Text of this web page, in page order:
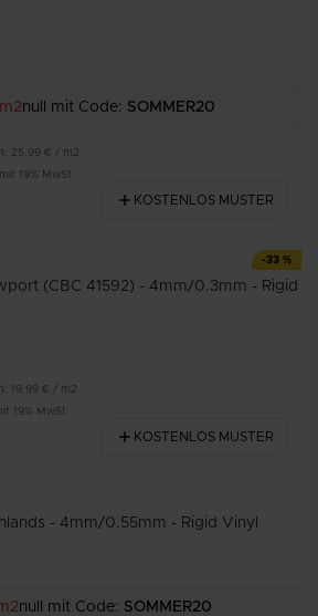
m2null mit Code: SOMMER20
25,99 € / m2
mit 19% MwSt
-33 %
KOSTENLOS MUSTER
(CBC 41592) - 4mm/0.3mm - Rigid
19,99 € / m2
19% MwSt
KOSTENLOS MUSTER
- 4mm/0.55mm - Rigid Vinyl
null mit Code: SOMMER20